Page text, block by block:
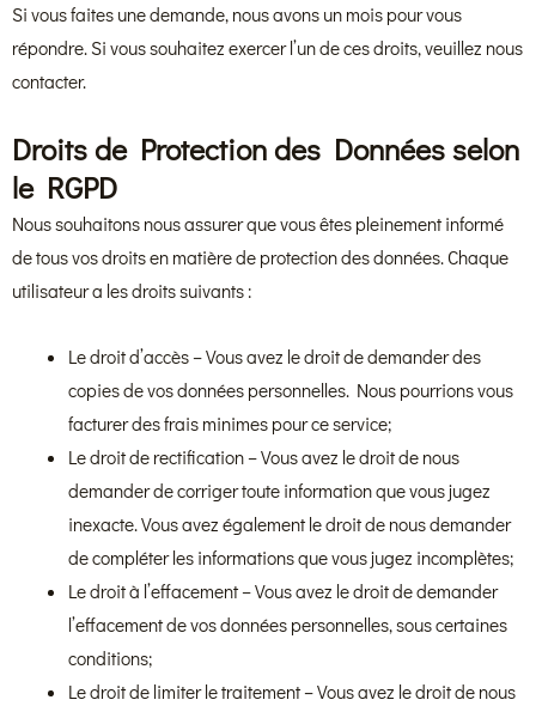
Si vous faites une demande, nous avons un mois pour vous
répondre. Si vous souhaitez exercer l’un de ces droits, veuillez nous
contacter.
Droits de Protection des Données selon
le RGPD
Nous souhaitons nous assurer que vous êtes pleinement informé
de tous vos droits en matière de protection des données. Chaque
utilisateur a les droits suivants :
Le droit d’accès – Vous avez le droit de demander des
copies de vos données personnelles. Nous pourrions vous
facturer des frais minimes pour ce service;
Le droit de rectification – Vous avez le droit de nous
demander de corriger toute information que vous jugez
inexacte. Vous avez également le droit de nous demander
de compléter les informations que vous jugez incomplètes;
Le droit à l’effacement – Vous avez le droit de demander
l’effacement de vos données personnelles, sous certaines
conditions;
Le droit de limiter le traitement – Vous avez le droit de nous